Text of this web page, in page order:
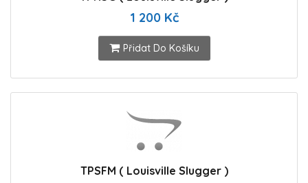
1 200 Kč
Přidat Do Košíku
TPSFM ( Louisville Slugger )